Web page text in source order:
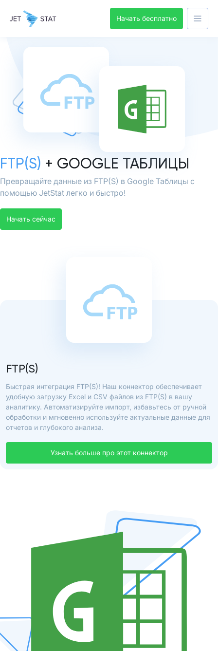
Начать бесплатно
FTP(S) + GOOGLE ТАБЛИЦЫ
Превращайте данные из FTP(S) в Google Таблицы с
помощью JetStat легко и быстро!
Начать сейчас
FTP(S)
Быстрая интеграция FTP(S)! Наш коннектор обеспечивает
удобную загрузку Excel и CSV файлов из FTP(S) в вашу
аналитику. Автоматизируйте импорт, избавьтесь от ручной
обработки и мгновенно используйте актуальные данные для
отчетов и глубокого анализа.
Узнать больше про этот коннектор